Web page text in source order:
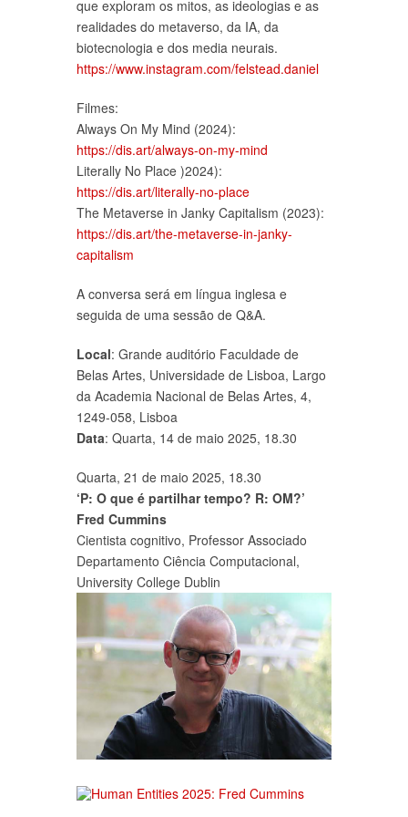
que exploram os mitos, as ideologias e as
realidades do metaverso, da IA, da
biotecnologia e dos media neurais.
https://www.instagram.com/felstead.daniel
Filmes:
Always On My Mind (2024):
https://dis.art/always-on-my-mind
Literally No Place )2024):
https://dis.art/literally-no-place
The Metaverse in Janky Capitalism (2023):
https://dis.art/the-metaverse-in-janky-
capitalism
A conversa será em língua inglesa e
seguida de uma sessão de Q&A.
Local: Grande auditório Faculdade de
Belas Artes, Universidade de Lisboa, Largo
da Academia Nacional de Belas Artes, 4,
1249-058, Lisboa
Data: Quarta, 14 de maio 2025, 18.30
Quarta, 21 de maio 2025, 18.30
‘P: O que é partilhar tempo? R: OM?’
Fred Cummins
Cientista cognitivo, Professor Associado
Departamento Ciência Computacional,
University College Dublin